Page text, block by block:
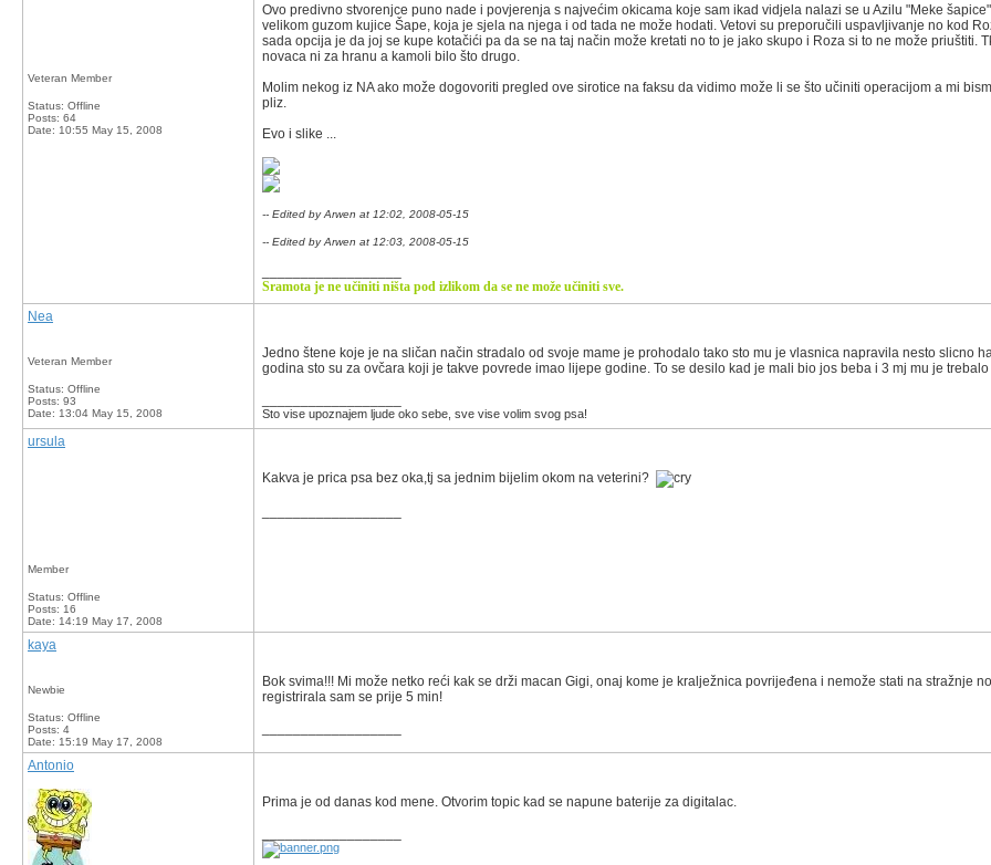
Veteran Member
Status: Offline
Posts: 64
Date: 10:55 May 15, 2008
Ovo predivno stvorenjce puno nade i povjerenja s najvećim okicama koje sam ikad vidjela nalazi se u Azilu "Meke
velikom guzom kujice Šape, koja je sjela na njega i od tada ne može hodati. Vetovi su preporučili uspavljivanje no kod
sada opcija je da joj se kupe kotačići pa da se na taj način može kretati no to je jako skupo i Roza si to ne može
novaca ni za hranu a kamoli bilo što drugo.
Molim nekog iz NA ako može dogovoriti pregled ove sirotice na faksu da vidimo može li se što učiniti operacijom a mi
pliz.
Evo i slike ...
-- Edited by Arwen at 12:02, 2008-05-15
-- Edited by Arwen at 12:03, 2008-05-15
Sramota je ne učiniti ništa pod izlikom da se ne može učiniti sve.
Nea
Veteran Member
Status: Offline
Posts: 93
Date: 13:04 May 15, 2008
Jedno štene koje je na sličan način stradalo od svoje mame je prohodalo tako sto mu je vlasnica napravila nesto slicno
godina sto su za ovčara koji je takve povrede imao lijepe godine. To se desilo kad je mali bio jos beba i 3 mj mu je
Sto vise upoznajem ljude oko sebe, sve vise volim svog psa!
ursula
Member
Status: Offline
Posts: 16
Date: 14:19 May 17, 2008
Kakva je prica psa bez oka,tj sa jednim bijelim okom na veterini?
kaya
Newbie
Status: Offline
Posts: 4
Date: 15:19 May 17, 2008
Bok svima!!! Mi može netko reći kak se drži macan Gigi, onaj kome je kralježnica povrijeđena i nemože stati na stražnje
registrirala sam se prije 5 min!
Antonio
Prima je od danas kod mene. Otvorim topic kad se napune baterije za digitalac.